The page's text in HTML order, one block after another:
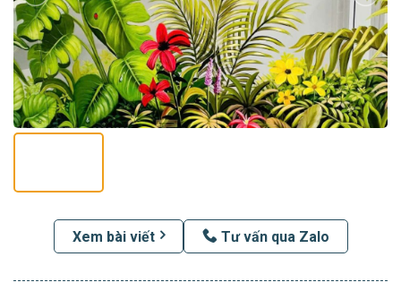
Xem bài viết Tư vấn qua Zalo